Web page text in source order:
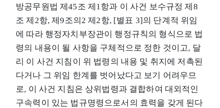
방공무원법 제45조 제1항과 이 사건 보수규정 제8
조 제2항, 제9조의2 제2항, [별표 3]의 단계적 위임
에 따라 행정자치부장관이 행정규칙의 형식으로 법
령의 내용이 될 사항을 구체적으로 정한 것이고, 달
리 이 사건 지침이 위 법령의 내용 및 취지에 저촉된
다거나 그 위임 한계를 벗어났다고 보기 어려우므
로, 이 사건 지침은 상위법령과 결합하여 대외적인
구속력이 있는 법규명령으로서의 효력을 갖게 된다